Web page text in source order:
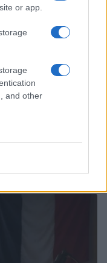
or app.
and other
riabilitazione e il